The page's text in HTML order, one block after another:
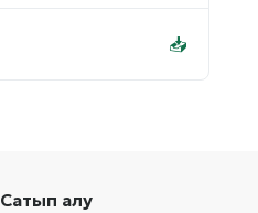
📥
Сатып алу